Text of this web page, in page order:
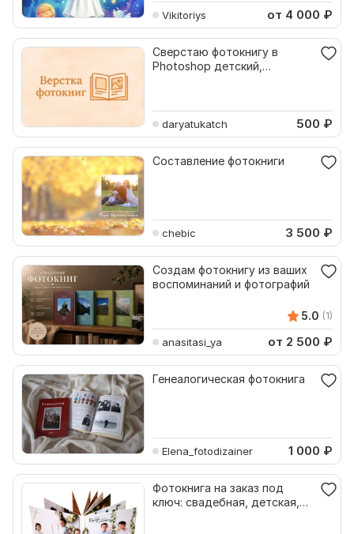
Vikitoriys от 4 000 ₽
Сверстаю фотокнигу в
Photoshop детский,
daryatukatch 500 ₽
Составление фотокниги
chebic 3 500 ₽
Создам фотокнигу из ваших
воспоминаний и фотографий
5.0 (1)
anasitasi_ya от 2 500 ₽
Генеалогическая фотокнига
Elena_fotodizainer 1 000 ₽
Фотокнига на заказ под
ключ: свадебная, детская,